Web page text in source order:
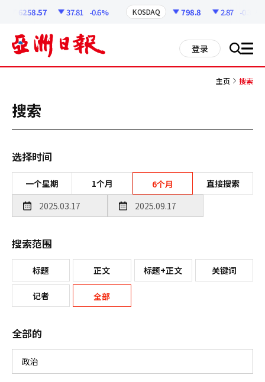
6258.57 37.81 -0.6% KOSDAQ 798.8 2.87 -0.36%
登录 搜 all
主页 搜索
搜索
选择时间
一个星期 1个月 6个月 直接搜索
搜索范围
标题 正文 标题+正文 关键词
记者 全部
全部的